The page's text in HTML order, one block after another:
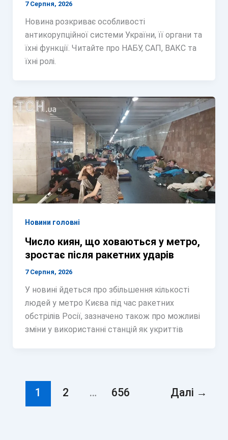
7 Серпня, 2026
Новина розкриває особливості
антикорупційної системи України, її органи та
їхні функції. Читайте про НАБУ, САП, ВАКС та
їхні ролі.
Новини головні
Число киян, що ховаються у метро,
зростає після ракетних ударів
7 Серпня, 2026
У новині йдеться про збільшення кількості
людей у метро Києва під час ракетних
обстрілів Росії, зазначено також про можливі
зміни у використанні станцій як укриттів
1 2 … 656 Далі →